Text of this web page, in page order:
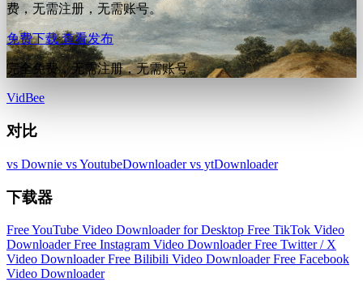
费，无需注册，无需账号。
免费下载查看发布
完全免费，无需注册，无需账号。
VidBee
对比
vs Downie vs YoutubeDownloadervs ytDownloader
下载器
Free YouTube Video Downloader for Desktop Free TikTok Video
DownloaderFree Instagram Video DownloaderFree Twitter / X
Video DownloaderFree Bilibili Video DownloaderFree Facebook
Video Downloader